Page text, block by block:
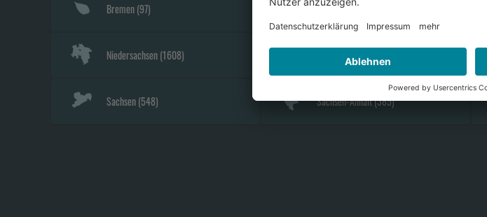
Bremen(97) Hamburg(209
Niedersachsen(1608) Nordrhein-Westfalen
Sachsen(548) Sachsen-Anhalt(385)